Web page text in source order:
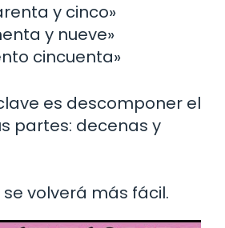
y cinco»
y nueve»
cincuenta»
es descomponer el
partes: decenas y
volverá más fácil.